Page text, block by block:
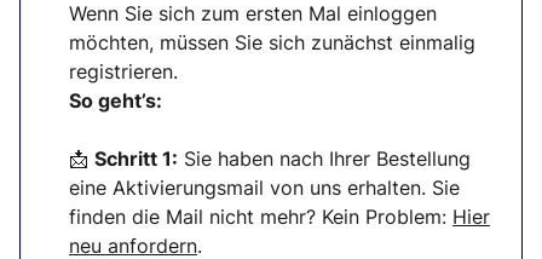
Wenn Sie sich zum ersten Mal einloggen
möchten, müssen Sie sich zunächst einmalig
registrieren.
So geht’s:
📩 Schritt 1: Sie haben nach Ihrer Bestellung
eine Aktivierungsmail von uns erhalten. Sie
finden die Mail nicht mehr? Kein Problem: Hier
neu anfordern.